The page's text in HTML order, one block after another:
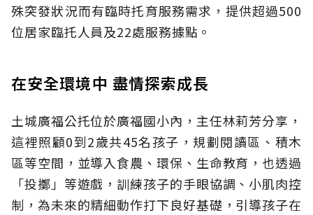
殊突發狀況而有臨時托育服務需求，提供超過500
位居家臨托人員及22處服務據點。
在安全環境中 盡情探索成長
土城廣福公托位於廣福國小內，主任林莉芳分享，
這裡照顧0到2歲共45名孩子，規劃閱讀區、積木
區等空間，並導入食農、環保、生命教育，也透過
「投擲」等遊戲，訓練孩子的手眼協調、小肌肉控
制，為未來的精細動作打下良好基礎，引導孩子在